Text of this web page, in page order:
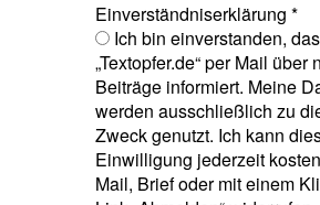
Einverständniserklärung *
Ich bin einverstanden,
„Textopfer.de“ per Mail über
Beiträge informiert. Meine
werden ausschließlich zu
Zweck genutzt. Ich kann
Einwilligung jederzeit
Mail, Brief oder mit einem